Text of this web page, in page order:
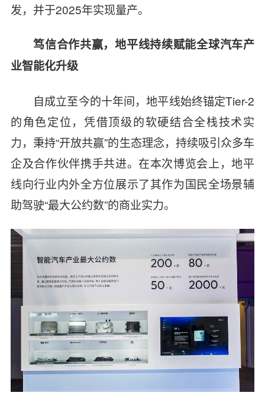
发，并于2025年实现量产。
笃信合作共赢，地平线持续赋能全球汽车产
业智能化升级
自成立至今的十年间，地平线始终锚定Tier-2
的角色定位，凭借顶级的软硬结合全栈技术实
力，秉持“开放共赢”的生态理念，持续吸引众多车
企及合作伙伴携手共进。在本次博览会上，地平
线向行业内外全方位展示了其作为国民全场景辅
助驾驶“最大公约数”的商业实力。